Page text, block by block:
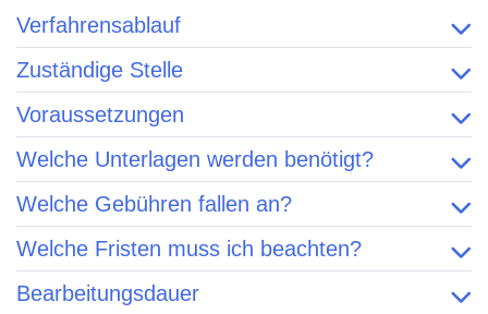
Verfahrensablauf
Zuständige Stelle
Voraussetzungen
Welche Unterlagen werden benötigt?
Welche Gebühren fallen an?
Welche Fristen muss ich beachten?
Bearbeitungsdauer